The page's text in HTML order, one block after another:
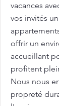
vacances
vos invités
offrir un
accueillant
profitent
Nous nous
propreté